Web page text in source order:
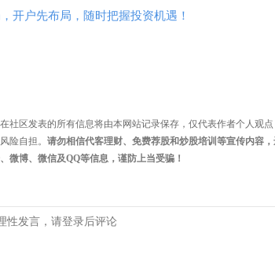
开户先布局，随时把握投资机遇！
社区发表的所有信息将由本网站记录保存，仅代表作者个人观
险自担。 请勿相信代客理财、免费荐股和炒股培训等宣传内容
微博、微信及QQ等信息，谨防上当受骗！